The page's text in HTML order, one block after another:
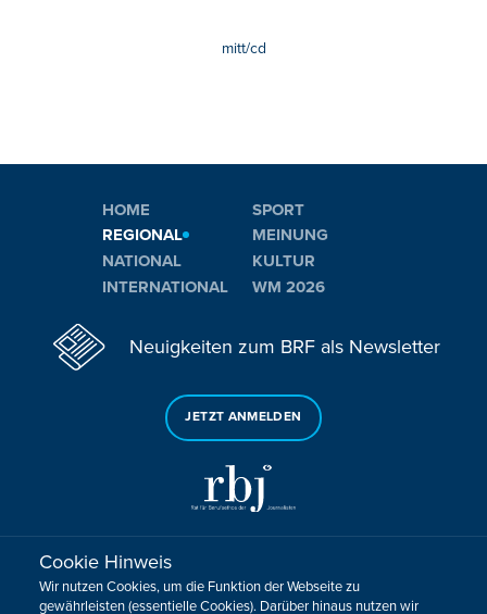
mitt/cd
HOME
REGIONAL
NATIONAL
INTERNATIONAL
SPORT
MEINUNG
KULTUR
WM 2026
Neuigkeiten zum BRF als Newsletter
JETZT ANMELDEN
Sie haben noch Fragen oder Anmerkungen?
Cookie Hinweis
Wir nutzen Cookies, um die Funktion der Webseite zu
gewährleisten (essentielle Cookies). Darüber hinaus nutzen wir